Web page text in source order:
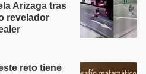
Arizaga tras
revelador
reto tiene